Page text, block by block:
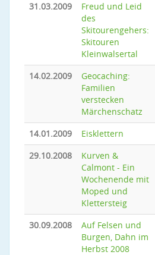
31.03.2009
Freud und Leid
des
Skitourengehers:
Skitouren
Kleinwalsertal
14.02.2009
Geocaching:
Familien
verstecken
Märchenschatz
14.01.2009 Eisklettern
29.10.2008
Kurven &
Calmont - Ein
Wochenende mit
Moped und
Klettersteig
30.09.2008
Auf Felsen und
Burgen, Dahn im
Herbst 2008